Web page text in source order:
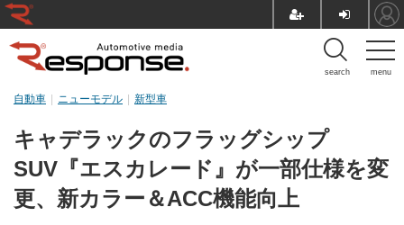
menu
search
キャデラックのフラッグシップ
SUV『エスカレード』が一部仕様を変
更、新カラー＆ACC機能向上
自動車 ニューモデル 新型車